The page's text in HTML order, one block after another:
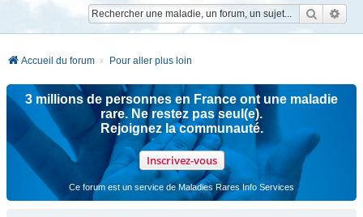
Accueil du forum Pour aller plus loin
3 millions de personnes en France ont une maladie
rare. Ne restez pas seul(e).
Rejoignez la communauté.
Inscrivez-vous
Ce forum est un service de Maladies Rares Info Services